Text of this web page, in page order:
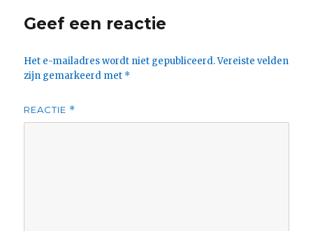
Geef een reactie
Het e-mailadres wordt niet gepubliceerd. Vereiste velden
zijn gemarkeerd met *
REACTIE *